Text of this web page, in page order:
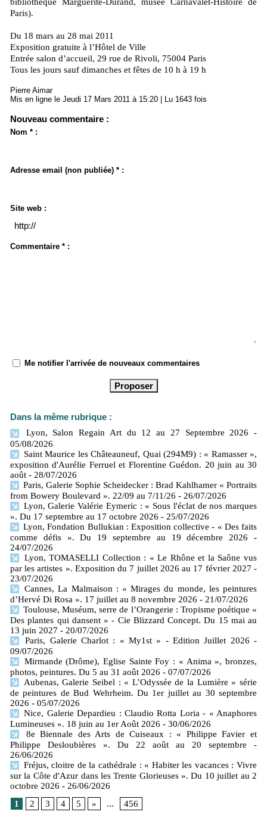
Paris).
Du 18 mars au 28 mai 2011
Exposition gratuite à l’Hôtel de Ville
Entrée salon d’accueil, 29 rue de Rivoli, 75004 Paris
Tous les jours sauf dimanches et fêtes de 10 h à 19 h
Pierre Aimar
Mis en ligne le Jeudi 17 Mars 2011 à 15:20 | Lu 1643 fois
Nouveau commentaire :
Nom * :
Adresse email (non publiée) * :
Site web :
Commentaire * :
Me notifier l'arrivée de nouveaux commentaires
Dans la même rubrique :
Lyon, Salon Regain Art du 12 au 27 Septembre 2026
-
05/08/2026
Saint Maurice les Châteauneuf, Quai (294M9) : « Ramasser »,
exposition d'Aurélie Ferruel et Florentine Guédon. 20 juin au 30
août - 28/07/2026
Paris, Galerie Sophie Scheidecker : Brad Kahlhamer « Portraits
from Bowery Boulevard ». 22/09 au 7/11/26 - 26/07/2026
Lyon, Galerie Valérie Eymeric : « Sous l'éclat de nos marques
». Du 17 septembre au 17 octobre 2026 - 25/07/2026
Lyon, Fondation Bullukian : Exposition collective - « Des faits
comme défis ». Du 19 septembre au 19 décembre 2026
-
24/07/2026
Lyon, TOMASELLI Collection : « Le Rhône et la Saône vus
par les artistes ». Exposition du 7 juillet 2026 au 17 février 2027 -
23/07/2026
Cannes, La Malmaison : « Mirages du monde, les peintures
d’Hervé Di Rosa ». 17 juillet au 8 novembre 2026 - 21/07/2026
Toulouse, Muséum, serre de l’Orangerie : Tropisme poétique «
Des plantes qui dansent » - Cie Blizzard Concept. Du 15 mai au
13 juin 2027 - 20/07/2026
Paris, Galerie Charlot : « My1st » - Edition Juillet 2026 -
09/07/2026
Mirmande (Drôme), Eglise Sainte Foy : « Anima », bronzes,
photos, peintures. Du 5 au 31 août 2026 - 07/07/2026
Aubenas, Galerie Seibel : « L’Odyssée de la Lumière » série
de peintures de Bud Wehrheim. Du 1er juillet au 30 septembre
2026 - 05/07/2026
Nice, Galerie Depardieu : Claudio Rotta Loria - « Anaphores
Lumineuses ». 18 juin au 1er Août 2026 - 30/06/2026
8e Biennale des Arts de Cuiseaux : « Philippe Favier et
Philippe Desloubières ». Du 22 août au 20 septembre
-
26/06/2026
Fréjus, cloitre de la cathédrale : « Habiter les vacances : Vivre
sur la Côte d'Azur dans les Trente Glorieuses ». Du 10 juillet au 2
octobre 2026 - 26/06/2026
1
2 3 4 5 » ... 456